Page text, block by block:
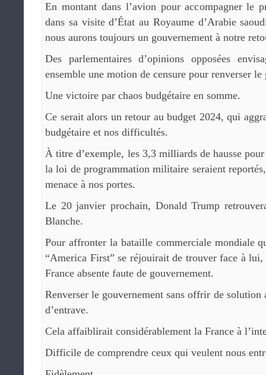
En montant dans l’avion pour accompagner le
dans sa visite d’État au Royaume d’Arabie
nous aurons toujours un gouvernement à notre
Des parlementaires d’opinions opposées
ensemble une motion de censure pour renverser le
Une victoire par chaos budgétaire en somme.
Ce serait alors un retour au budget 2024, qui
budgétaire et nos difficultés.
À titre d’exemple, les 3,3 milliards de hausse
la loi de programmation militaire seraient
menace à nos portes.
Le 20 janvier prochain, Donald Trump
Blanche.
Pour affronter la bataille commerciale mondiale
“America First” se réjouirait de trouver face à
France absente faute de gouvernement.
Renverser le gouvernement sans offrir de
d’entrave.
Cela affaiblirait considérablement la France à
Difficile de comprendre ceux qui veulent nous